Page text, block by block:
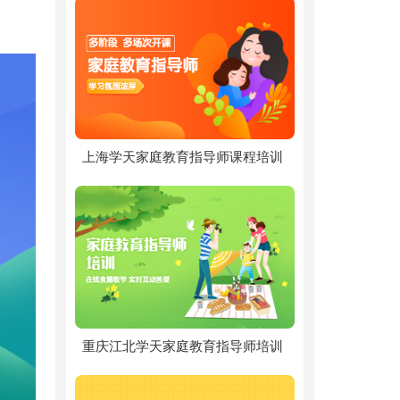
上海学天家庭教育指导师课程培训
重庆江北学天家庭教育指导师培训